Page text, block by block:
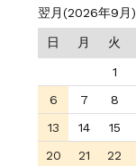
翌月(2026年9月)
日 月 火
1
6
7 8
13
14 15
20
21 22